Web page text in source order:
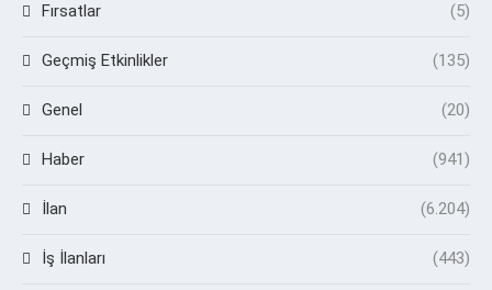
Fırsatlar (5)
Geçmiş Etkinlikler (135)
Genel (20)
Haber (941)
İlan (6.204)
İş İlanları (443)